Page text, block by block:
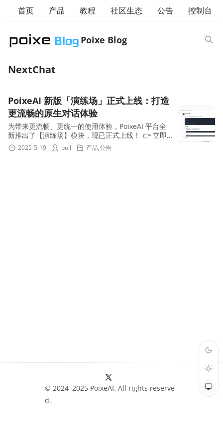
Poixe Blog
首页 产品 教程 社区生态 公告 控制台
NextChat
PoixeAI 新版「演练场」正式上线：打造
更流畅的原生对话体验
为带来更流畅、更统一的使用体验，PoixeAI 平台全
新推出了【演练场】模块，现已正式上线！ 👉 立即
访问 PoixeAI 演练场 在过去的几个月中，平台用户主
要依赖 ...
2025-5-19 bull 产品,公告
© 2024–2025 PoixeAI. All rights reserve
d.